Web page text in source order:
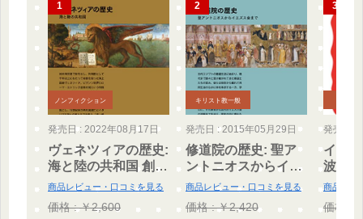
ノンフィクション
発売日 : 2022年08月17日
ヴェネツィアの歴史:
海と陸の共和国 創元
世界史ライブラリー
商品レビュー・口コミを見る
価格 : ￥2,600
キリスト教一般
発売日 : 2015年05月29日
修道院の歴史: 聖ア
ントニオスからイエ
ズス会まで 創元世界
史ライブラリー
商品レビュー・口コミを見る
価格 : ￥2,420
発売日 :
イタ
波新
商品レビ
価格 :